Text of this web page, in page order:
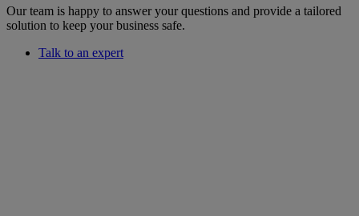
Our team is happy to answer your questions and provide a tailored
solution to keep your business safe.
Talk to an expert